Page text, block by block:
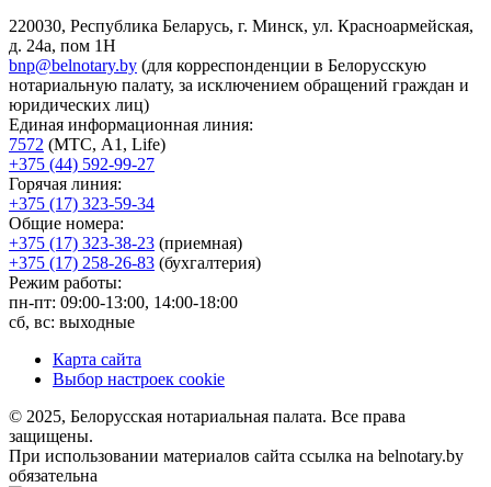
220030, Республика Беларусь, г. Минск, ул. Красноармейская,
д. 24а, пом 1Н
bnp@belnotary.by (для корреспонденции в Белорусскую
нотариальную палату, за исключением обращений граждан и
юридических лиц)
Единая информационная линия:
7572 (МТС, A1, Life)
+375 (44) 592-99-27
Горячая линия:
+375 (17) 323-59-34
Общие номера:
+375 (17) 323-38-23 (приемная)
+375 (17) 258-26-83 (бухгалтерия)
Режим работы:
пн-пт: 09:00-13:00, 14:00-18:00
сб, вс: выходные
Карта сайта
Выбор настроек cookie
© 2025, Белорусская нотариальная палата. Все права
защищены.
При использовании материалов сайта ссылка на belnotary.by
обязательна